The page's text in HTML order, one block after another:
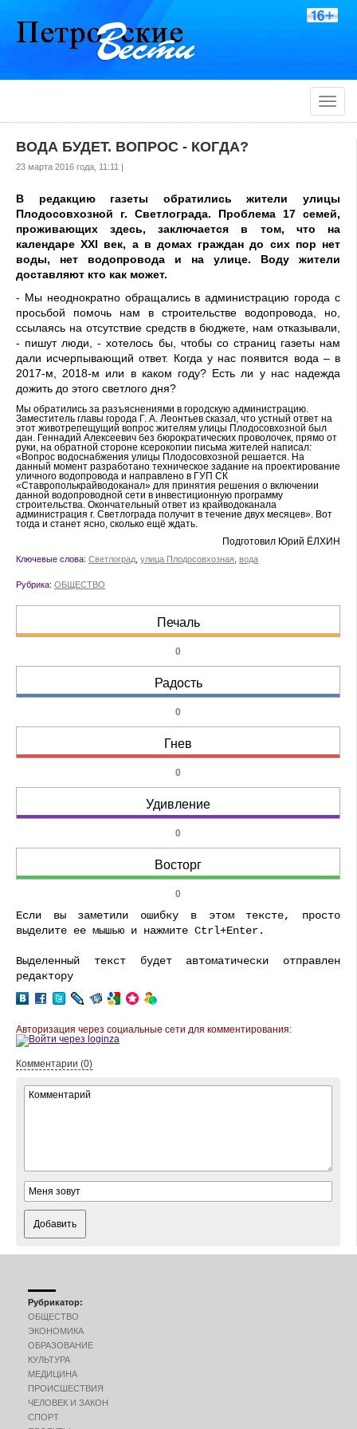
Toggle
ВОДА БУДЕТ. ВОПРОС - КОГДА?
23 марта 2016 года, 11:11 |
В редакцию газеты обратились жители улицы
Плодосовхозной г. Светлограда. Проблема 17 семей,
проживающих здесь, заключается в том, что на
календаре XXI век, а в домах граждан до сих пор нет
воды, нет водопровода и на улице. Воду жители
доставляют кто как может.
- Мы неоднократно обращались в администрацию города с
просьбой помочь нам в строительстве водопровода, но,
ссылаясь на отсутствие средств в бюджете, нам отказывали,
- пишут люди, - хотелось бы, чтобы со страниц газеты нам
дали исчерпывающий ответ. Когда у нас появится вода – в
2017-м, 2018-м или в каком году? Есть ли у нас надежда
дожить до этого светлого дня?
Мы обратились за разъяснениями в городскую администрацию.
Заместитель главы города Г. А. Леонтьев сказал, что устный ответ на
этот животрепещущий вопрос жителям улицы Плодосовхозной был
дан. Геннадий Алексеевич без бюрократических проволочек, прямо от
руки, на обратной стороне ксерокопии письма жителей написал:
«Вопрос водоснабжения улицы Плодосовхозной решается. На
данный момент разработано техническое задание на проектирование
уличного водопровода и направлено в ГУП СК
«Ставрополькрайводоканал» для принятия решения о включении
данной водопроводной сети в инвестиционную программу
строительства. Окончательный ответ из крайводоканала
администрация г. Светлограда получит в течение двух месяцев». Вот
тогда и станет ясно, сколько ещё ждать.
Подготовил Юрий ЁЛХИН
Ключевые слова: Светлоград улица Плодосовхозная вода
Рубрика: ОБЩЕСТВО
Печаль
0
Радость
0
Гнев
0
Удивление
0
Восторг
0
Если вы заметили ошибку в этом тексте, просто
выделите ее мышью и нажмите Ctrl+Enter.
Выделенный текст будет автоматически отправлен
редактору
Авторизация через социальные сети для комментирования:
Комментарии (0)
Добавить
Рубрикатор:
ОБЩЕСТВО
ЭКОНОМИКА
ОБРАЗОВАНИЕ
КУЛЬТУРА
МЕДИЦИНА
ПРОИСШЕСТВИЯ
ЧЕЛОВЕК И ЗАКОН
СПОРТ